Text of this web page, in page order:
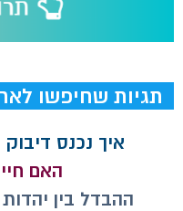
תגיות שחיפשו
איך נכנס דיבוק
האם
ההבדל בין